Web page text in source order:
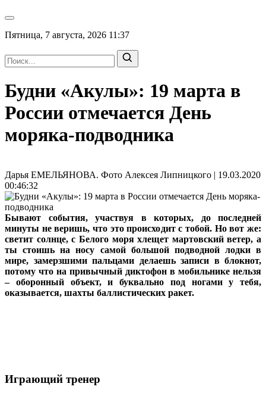
Пятница, 7 августа, 2026 11:37
Будни «Акулы»: 19 марта в
России отмечается День
моряка-подводника
Дарья ЕМЕЛЬЯНОВА. Фото Алексея Липницкого | 19.03.2020
00:46:32
Бывают события, участвуя в которых, до последней
минуты не веришь, что это происходит с тобой. Но вот же:
светит солнце, с Белого моря хлещет мартовский ветер, а
ты стоишь на носу самой большой подводной лодки в
мире, замерзшими пальцами делаешь записи в блокнот,
потому что на привычный диктофон в мобильнике нельзя
– оборонный объект, и буквально под ногами у тебя,
оказывается, шахты баллистических ракет.
Играющий тренер